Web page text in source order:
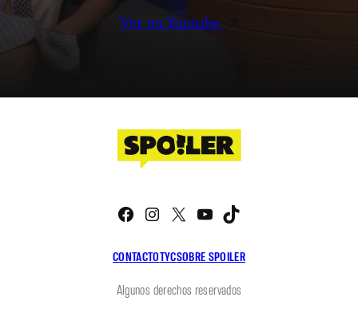
Ver en Youtube
CONTACTOTYCSOBRE SPOILER
Facebook
Instagram
X YouTube
Algunos derechos reservados